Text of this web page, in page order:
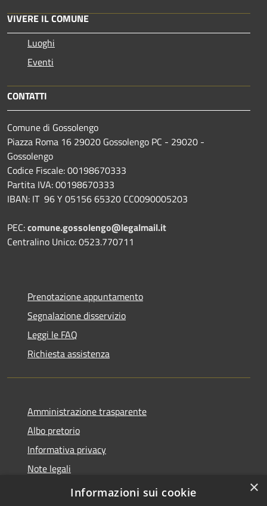
VIVERE IL COMUNE
Luoghi
Eventi
CONTATTI
Comune di Gossolengo
Piazza Roma 16 29020 Gossolengo PC - 29020 -
Gossolengo
Codice Fiscale: 00198670333
Partita IVA: 00198670333
IBAN: IT 96 Y 05156 65320 CC0090005203
PEC:comune.gossolengo@legalmail.it
Centralino Unico: 0523.770711
Prenotazione appuntamento
Segnalazione disservizio
Leggi le FAQ
Richiesta assistenza
Amministrazione trasparente
Albo pretorio
Informativa privacy
Note legali
Dichiarazione di accessibilità
×
Informazioni sui cookie